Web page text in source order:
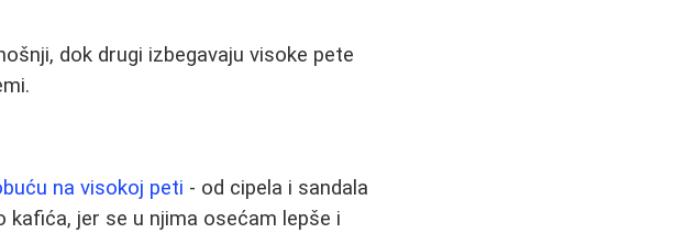
dok drugi izbegavaju visoke pete
na visokoj peti - od cipela i sandala
kafića, jer se u njima osećam lepše i